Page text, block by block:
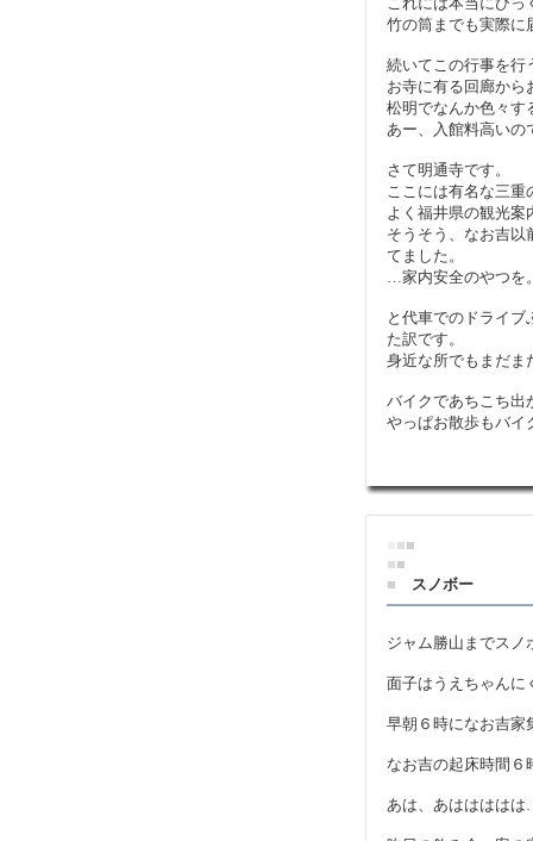
竹の筒までも実際に
続いてこの行事を行
お寺に有る回廊から
松明でなんか色々す
あー、入館料高いの
さて明通寺です。
ここには有名な三重
よく福井県の観光案
そうそう、なお吉以
てました。
…家内安全のやつを
と代車でのドライ
た訳です。
身近な所でもまだま
バイクであちこち出
やっぱお散歩もバイ
■■
■■
■
スノボー
ジャム勝山までスノ
面子はうえちゃんに
早朝６時になお吉家
なお吉の起床時間
あは、あはははは